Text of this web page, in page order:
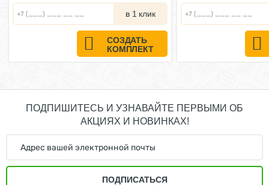
в 1 клик
СОЗДАТЬ
КОМПЛЕКТ
ПОДПИШИТЕСЬ И УЗНАВАЙТЕ ПЕРВЫМИ ОБ
АКЦИЯХ И НОВИНКАХ!
ПОДПИСАТЬСЯ